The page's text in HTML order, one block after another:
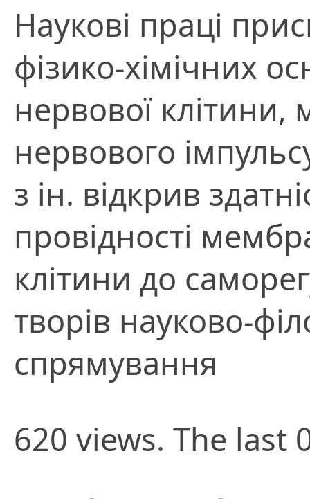
Наукові праці
фізико-хімічних
нервової клітини,
нервового
з ін. відкрив
провідності
клітини до
творів науково-
спрямування
620 views. The last